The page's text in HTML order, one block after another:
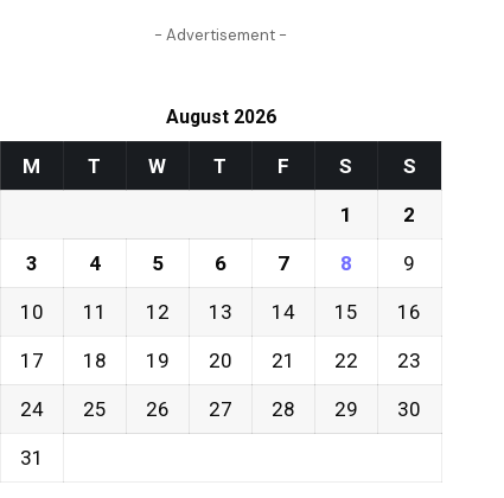
- Advertisement -
August 2026
M T W T F S S
1 2
3 4 5 6 7 8 9
10 11 12 13 14 15 16
17 18 19 20 21 22 23
24 25 26 27 28 29 30
31